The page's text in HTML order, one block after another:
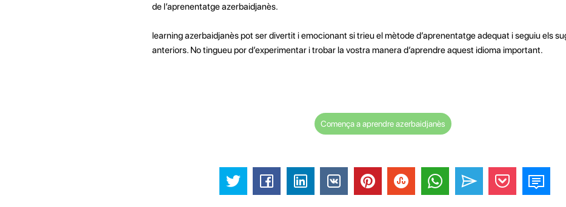
de l’aprenentatge azerbaidjanès.
learning azerbaidjanès pot ser divertit i emocionant si trieu el mètode d’aprenentatge adequat i seguiu els
anteriors. No tingueu por d’experimentar i trobar la vostra manera d’aprendre aquest idioma important.
Comença a aprendre azerbaidjanès